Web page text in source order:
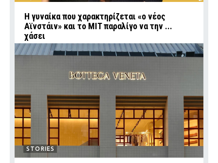
Η γυναίκα που χαρακτηρίζεται «ο νέος
Αϊνστάιν» και το MIT παραλίγο να την ...
χάσει
STORIES